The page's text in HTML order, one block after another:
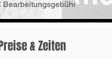
Bearbeitungsgebühr
& Zeiten